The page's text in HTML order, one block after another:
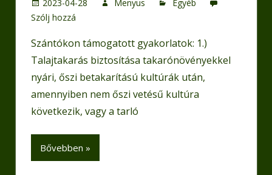
2023-04-28 Menyus
Egyéb
Szólj hozzá
Szántókon támogatott gyakorlatok: 1.)
Talajtakarás biztosítása takarónövényekkel
nyári, őszi betakarítású kultúrák után,
amennyiben nem őszi vetésű kultúra
következik, vagy a tarló
Bővebben »